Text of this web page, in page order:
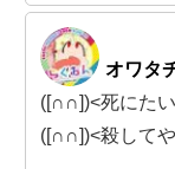
オワタ
([∩∩])<死にた
([∩∩])<殺して